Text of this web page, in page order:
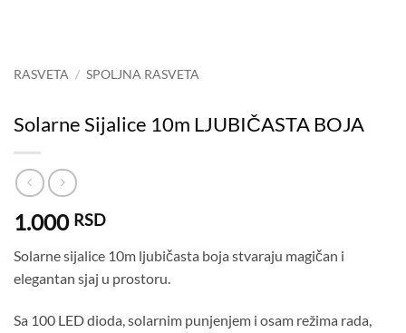
RASVETA / SPOLJNA RASVETA
Solarne Sijalice 10m LJUBIČASTA BOJA
1.000 RSD
Solarne sijalice 10m ljubičasta boja stvaraju magičan i
elegantan sjaj u prostoru.
Sa 100 LED dioda, solarnim punjenjem i osam režima rada,